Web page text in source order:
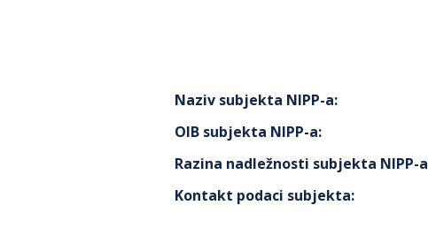
Naziv subjekta NIPP-a:
OIB subjekta NIPP-a:
Razina nadležnosti subjekta NIPP-a
Kontakt podaci subjekta: